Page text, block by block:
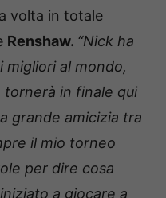
volta in totale
Renshaw. “Nick ha
al mondo,
in finale qui
grande amicizia tra
il mio torneo
per dire cosa
a giocare a